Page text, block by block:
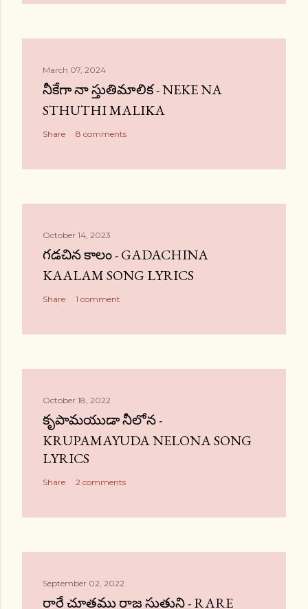
March 07, 2024
నీకేగా నా స్తుతిమాలిక - NEKE NA
STHUTHI MALIKA
Share 8 comments
October 14, 2023
గడచిన కాలం - GADACHINA
KAALAM SONG LYRICS
Share 1 comment
October 18, 2022
కృపామయుడా నీలోన -
KRUPAMAYUDA NELONA SONG
LYRICS
Share 2 comments
September 02, 2022
రారే చూతము రాజ సుతుని - RARE